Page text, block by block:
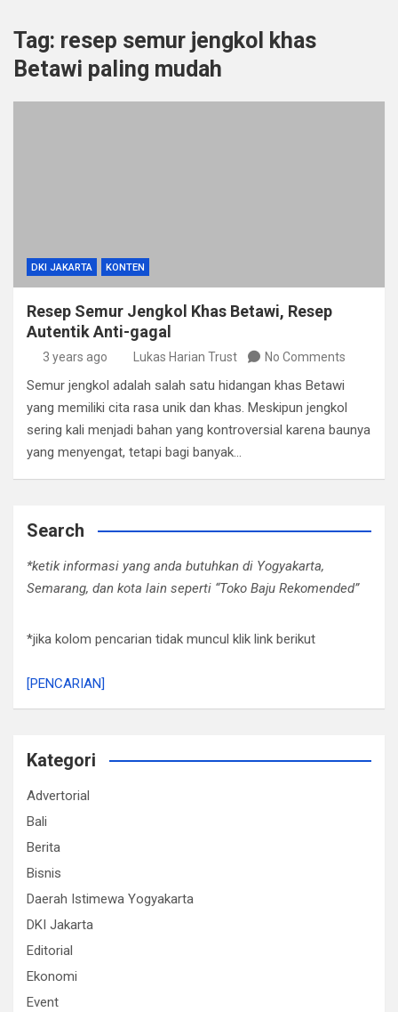
Tag: resep semur jengkol khas
Betawi paling mudah
DKI JAKARTA KONTEN
Resep Semur Jengkol Khas Betawi, Resep
Autentik Anti-gagal
3 years ago Lukas Harian Trust No Comments
Semur jengkol adalah salah satu hidangan khas Betawi
yang memiliki cita rasa unik dan khas. Meskipun jengkol
sering kali menjadi bahan yang kontroversial karena baunya
yang menyengat, tetapi bagi banyak…
Search
*ketik informasi yang anda butuhkan di Yogyakarta,
Semarang, dan kota lain seperti “Toko Baju Rekomended”
*jika kolom pencarian tidak muncul klik link berikut
[PENCARIAN]
Kategori
Advertorial
Bali
Berita
Bisnis
Daerah Istimewa Yogyakarta
DKI Jakarta
Editorial
Ekonomi
Event